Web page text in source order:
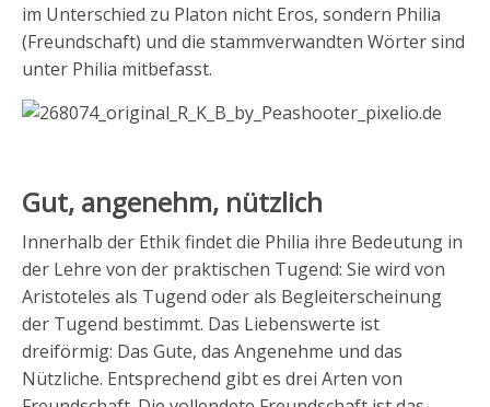
im Unterschied zu Platon nicht Eros, sondern Philia
(Freundschaft) und die stammverwandten Wörter sind
unter Philia mitbefasst.
Gut, angenehm, nützlich
Innerhalb der Ethik findet die Philia ihre Bedeutung in
der Lehre von der praktischen Tugend: Sie wird von
Aristoteles als Tugend oder als Begleiterscheinung
der Tugend bestimmt. Das Liebenswerte ist
dreiförmig: Das Gute, das Angenehme und das
Nützliche. Entsprechend gibt es drei Arten von